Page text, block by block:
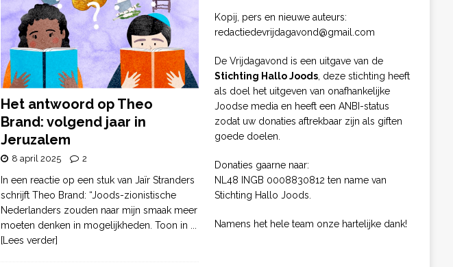
Het antwoord op Theo
Brand: volgend jaar in
Jeruzalem
8 april 2025 2
In een reactie op een stuk van Jaïr Stranders
schrijft Theo Brand: “Joods-zionistische
Nederlanders zouden naar mijn smaak meer
moeten denken in mogelijkheden. Toon in
[Lees verder]
Kopij, pers en nieuwe auteurs:
redactiedevrijdagavond@gmail.com
De Vrijdagavond is een uitgave van de
Stichting Hallo Joods, deze stichting heeft
als doel het uitgeven van onafhankelijke
Joodse media en heeft een ANBI-status
zodat uw donaties aftrekbaar zijn als giften
goede doelen.
Donaties gaarne naar:
NL48 INGB 0008830812 ten name van
Stichting Hallo Joods.
Namens het hele team onze hartelijke dank!